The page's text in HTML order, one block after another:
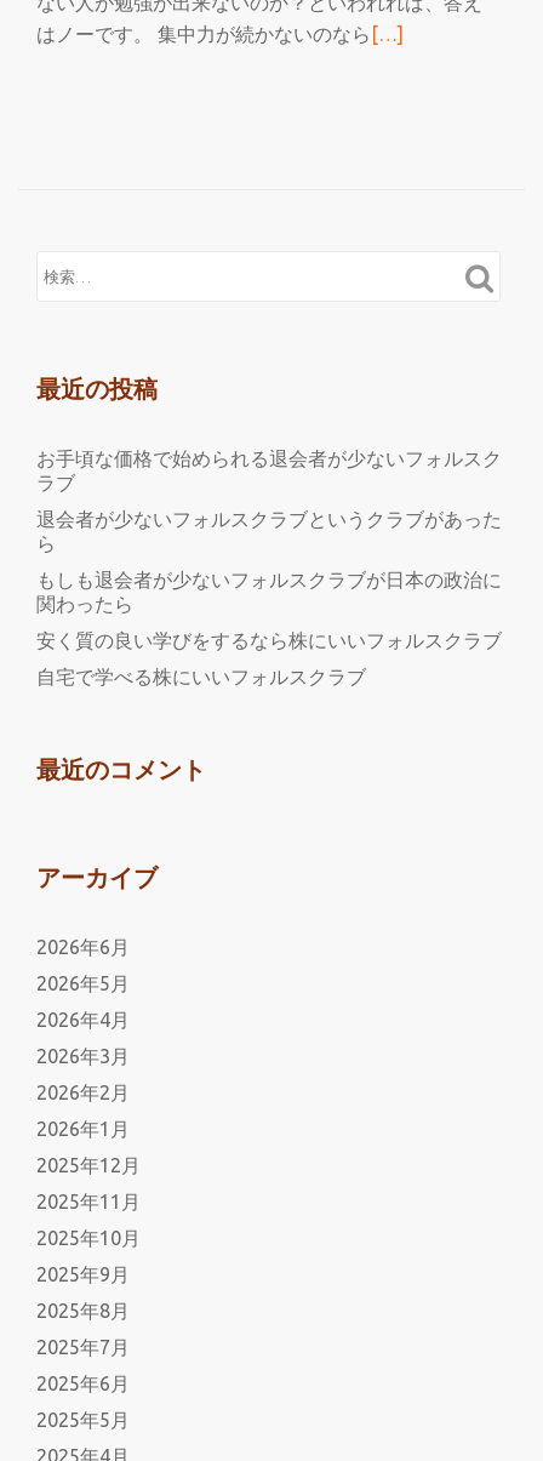
はノーです。 集中力が続かないのなら 続
を
る、
の
ォ
[…]
最近の投稿
お手頃な価格で始められる退会者が少ないフォルスク
ラブ
退会者が少ないフォルスクラブというクラブがあった
ら
もしも退会者が少ないフォルスクラブが日本の政治に
関わったら
安く質の良い学びをするなら株にいいフォルスクラブ
自宅で学べる株にいいフォルスクラブ
最近のコメント
アーカイブ
2026年6月
2026年5月
2026年4月
2026年3月
2026年2月
2026年1月
2025年12月
2025年11月
2025年10月
2025年9月
2025年8月
2025年7月
2025年6月
2025年5月
2025年4月